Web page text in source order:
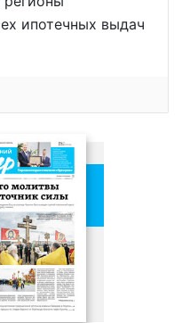
ипотечных выдач